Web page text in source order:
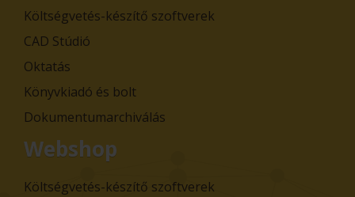
Költségvetés-készítő szoftverek
CAD Stúdió
Oktatás
Könyvkiadó és bolt
Dokumentumarchiválás
Webshop
Költségvetés-készítő szoftverek